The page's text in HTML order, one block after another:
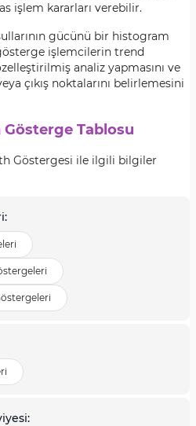
işlem kararları verebilir.
gücünü bir histogram
işlemcilerin trend
analiz yapmasını ve
çıkış noktalarını belirlemesini
Tablosu
Göstergesi ile ilgili bilgiler
:
: